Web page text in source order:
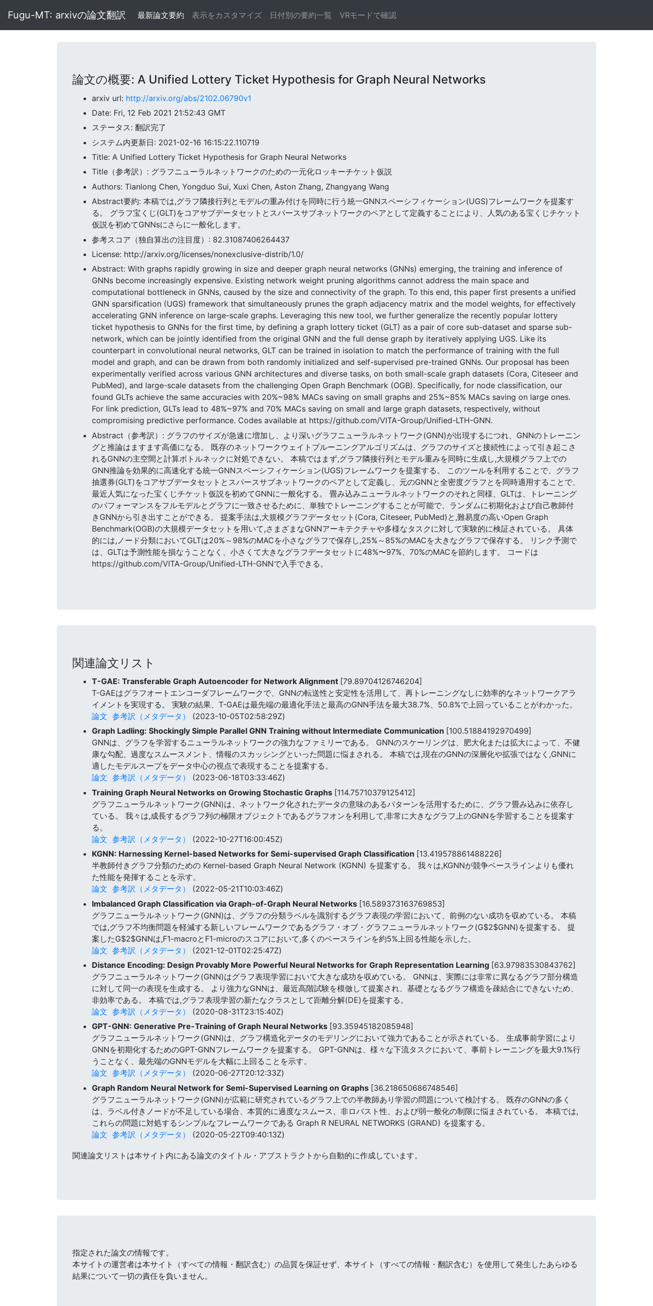
Fugu-MT: arxivの論文翻訳 最新論文要約 表示をカスタマイズ 日付別の要約一覧 VRモードで確認
論文の概要: A Unified Lottery Ticket Hypothesis for Graph Neural Networks
arxiv url: http://arxiv.org/abs/2102.06790v1
Date: Fri, 12 Feb 2021 21:52:43 GMT
ステータス: 翻訳完了
システム内更新日: 2021-02-16 16:15:22.110719
Title: A Unified Lottery Ticket Hypothesis for Graph Neural Networks
Title（参考訳）: グラフニューラルネットワークのための一元化ロッキーチケット仮説
Authors: Tianlong Chen, Yongduo Sui, Xuxi Chen, Aston Zhang, Zhangyang Wang
Abstract要約: 本稿では,グラフ隣接行列とモデルの重み付けを同時に行う統一GNNスペーシフィケーション(UGS)フレームワークを提案す
る。 グラフ宝くじ(GLT)をコアサブデータセットとスパースサブネットワークのペアとして定義することにより、人気のある宝くじチケット
仮説を初めてGNNsにさらに一般化します。
参考スコア（独自算出の注目度）: 82.31087406264437
License: http://arxiv.org/licenses/nonexclusive-distrib/1.0/
Abstract: With graphs rapidly growing in size and deeper graph neural networks (GNNs) emerging, the training and inference of
GNNs become increasingly expensive. Existing network weight pruning algorithms cannot address the main space and
computational bottleneck in GNNs, caused by the size and connectivity of the graph. To this end, this paper first presents a unified
GNN sparsification (UGS) framework that simultaneously prunes the graph adjacency matrix and the model weights, for effectively
accelerating GNN inference on large-scale graphs. Leveraging this new tool, we further generalize the recently popular lottery
ticket hypothesis to GNNs for the first time, by defining a graph lottery ticket (GLT) as a pair of core sub-dataset and sparse sub-
network, which can be jointly identified from the original GNN and the full dense graph by iteratively applying UGS. Like its
counterpart in convolutional neural networks, GLT can be trained in isolation to match the performance of training with the full
model and graph, and can be drawn from both randomly initialized and self-supervised pre-trained GNNs. Our proposal has been
experimentally verified across various GNN architectures and diverse tasks, on both small-scale graph datasets (Cora, Citeseer and
PubMed), and large-scale datasets from the challenging Open Graph Benchmark (OGB). Specifically, for node classification, our
found GLTs achieve the same accuracies with 20%~98% MACs saving on small graphs and 25%~85% MACs saving on large ones.
For link prediction, GLTs lead to 48%~97% and 70% MACs saving on small and large graph datasets, respectively, without
compromising predictive performance. Codes available at https://github.com/VITA-Group/Unified-LTH-GNN.
Abstract（参考訳）: グラフのサイズが急速に増加し、より深いグラフニューラルネットワーク(GNN)が出現するにつれ、GNNのトレーニン
グと推論はますます高価になる。 既存のネットワークウェイトプルーニングアルゴリズムは、グラフのサイズと接続性によって引き起こさ
れるGNNの主空間と計算ボトルネックに対処できない。 本稿ではまず,グラフ隣接行列とモデル重みを同時に生成し,大規模グラフ上での
GNN推論を効果的に高速化する統一GNNスペーシフィケーション(UGS)フレームワークを提案する。 このツールを利用することで、グラフ
抽選券(GLT)をコアサブデータセットとスパースサブネットワークのペアとして定義し、元のGNNと全密度グラフとを同時適用することで、
最近人気になった宝くじチケット仮説を初めてGNNに一般化する。 畳み込みニューラルネットワークのそれと同様、GLTは、トレーニング
のパフォーマンスをフルモデルとグラフに一致させるために、単独でトレーニングすることが可能で、ランダムに初期化および自己教師付
きGNNから引き出すことができる。 提案手法は,大規模グラフデータセット(Cora, Citeseer, PubMed)と,難易度の高いOpen Graph
Benchmark(OGB)の大規模データセットを用いて,さまざまなGNNアーキテクチャや多様なタスクに対して実験的に検証されている。 具体
的には,ノード分類においてGLTは20%～98%のMACを小さなグラフで保存し,25%～85%のMACを大きなグラフで保存する。 リンク予測で
は、GLTは予測性能を損なうことなく、小さくて大きなグラフデータセットに48%〜97%、70%のMACを節約します。 コードは
https://github.com/VITA-Group/Unified-LTH-GNNで入手できる。
関連論文リスト
T-GAE: Transferable Graph Autoencoder for Network Alignment [79.89704126746204]
T-GAEはグラフオートエンコーダフレームワークで、GNNの転送性と安定性を活用して、再トレーニングなしに効率的なネットワークアラ
イメントを実現する。 実験の結果、T-GAEは最先端の最適化手法と最高のGNN手法を最大38.7%、50.8%で上回っていることがわかった。
論文 参考訳（メタデータ）
(2023-10-05T02:58:29Z)
Graph Ladling: Shockingly Simple Parallel GNN Training without Intermediate Communication [100.51884192970499]
GNNは、グラフを学習するニューラルネットワークの強力なファミリーである。 GNNのスケーリングは、肥大化または拡大によって、不健
康な勾配、過度なスムースメント、情報のスカッシングといった問題に悩まされる。 本稿では,現在のGNNの深層化や拡張ではなく,GNNに
適したモデルスープをデータ中心の視点で表現することを提案する。
論文 参考訳（メタデータ）
(2023-06-18T03:33:46Z)
Training Graph Neural Networks on Growing Stochastic Graphs [114.75710379125412]
グラフニューラルネットワーク(GNN)は、ネットワーク化されたデータの意味のあるパターンを活用するために、グラフ畳み込みに依存し
ている。 我々は,成長するグラフ列の極限オブジェクトであるグラフオンを利用して,非常に大きなグラフ上のGNNを学習することを提案す
る。
論文 参考訳（メタデータ）
(2022-10-27T16:00:45Z)
KGNN: Harnessing Kernel-based Networks for Semi-supervised Graph Classification [13.419578861488226]
半教師付きグラフ分類のための Kernel-based Graph Neural Network (KGNN) を提案する。 我々は,KGNNが競争ベースラインよりも優れ
た性能を発揮することを示す。
論文 参考訳（メタデータ）
(2022-05-21T10:03:46Z)
Imbalanced Graph Classification via Graph-of-Graph Neural Networks [16.589373163769853]
グラフニューラルネットワーク(GNN)は、グラフの分類ラベルを識別するグラフ表現の学習において、前例のない成功を収めている。 本稿
では,グラフ不均衡問題を軽減する新しいフレームワークであるグラフ・オブ・グラフニューラルネットワーク(G$2$GNN)を提案する。 提
案したG$2$GNNは,F1-macroとF1-microのスコアにおいて,多くのベースラインを約5%上回る性能を示した。
論文 参考訳（メタデータ）
(2021-12-01T02:25:47Z)
Distance Encoding: Design Provably More Powerful Neural Networks for Graph Representation Learning [63.97983530843762]
グラフニューラルネットワーク(GNN)はグラフ表現学習において大きな成功を収めている。 GNNは、実際には非常に異なるグラフ部分構造
に対して同一の表現を生成する。 より強力なGNNは、最近高階試験を模倣して提案され、基礎となるグラフ構造を疎結合にできないため、
非効率である。 本稿では,グラフ表現学習の新たなクラスとして距離分解(DE)を提案する。
論文 参考訳（メタデータ）
(2020-08-31T23:15:40Z)
GPT-GNN: Generative Pre-Training of Graph Neural Networks [93.35945182085948]
グラフニューラルネットワーク(GNN)は、グラフ構造化データのモデリングにおいて強力であることが示されている。 生成事前学習により
GNNを初期化するためのGPT-GNNフレームワークを提案する。 GPT-GNNは、様々な下流タスクにおいて、事前トレーニングを最大9.1%行
うことなく、最先端のGNNモデルを大幅に上回ることを示す。
論文 参考訳（メタデータ）
(2020-06-27T20:12:33Z)
Graph Random Neural Network for Semi-Supervised Learning on Graphs [36.218650686748546]
グラフニューラルネットワーク(GNN)が広範に研究されているグラフ上での半教師あり学習の問題について検討する。 既存のGNNの多く
は、ラベル付きノードが不足している場合、本質的に過度なスムース、非ロバスト性、および弱一般化の制限に悩まされている。 本稿では,
これらの問題に対処するシンプルなフレームワークである Graph R NEURAL NETWORKS (GRAND) を提案する。
論文 参考訳（メタデータ） (2020-05-22T09:40:13Z)
関連論文リストは本サイト内にある論文のタイトル・アブストラクトから自動的に作成しています。
指定された論文の情報です。
本サイトの運営者は本サイト（すべての情報・翻訳含む）の品質を保証せず、本サイト（すべての情報・翻訳含む）を使用して発生したあらゆる
結果について一切の責任を負いません。